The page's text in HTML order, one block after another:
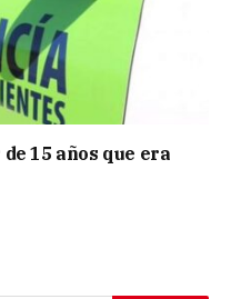
15 años que era